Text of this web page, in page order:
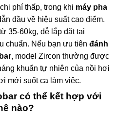
phí thấp, trong khi máy pha
đầu về hiệu suất cao điểm.
35-60kg, dễ lắp đặt tại
chuẩn. Nếu bạn ưu tiên đánh
, model Zircon thường được
khuẩn tự nhiên của nồi hơi
mới suốt ca làm việc.
có thể kết hợp với
nào?